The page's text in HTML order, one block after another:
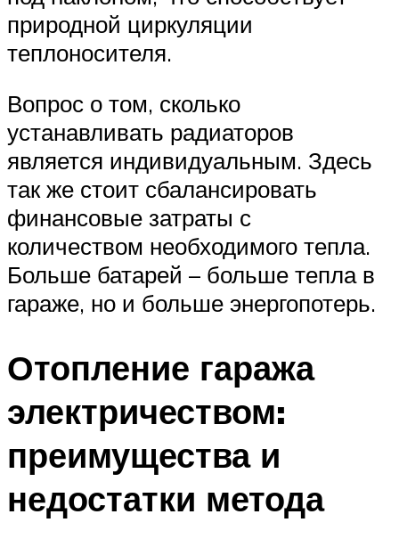
природной циркуляции
теплоносителя.
Вопрос о том, сколько
устанавливать радиаторов
является индивидуальным. Здесь
так же стоит сбалансировать
финансовые затраты с
количеством необходимого тепла.
Больше батарей – больше тепла в
гараже, но и больше энергопотерь.
Отопление гаража
электричеством:
преимущества и
недостатки метода